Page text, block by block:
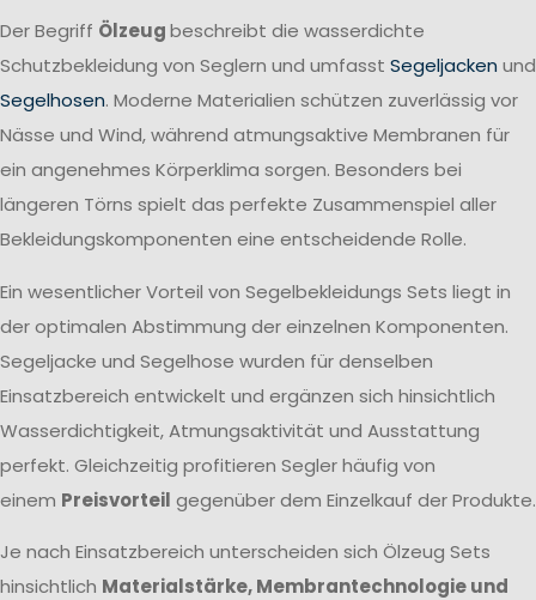
Der Begriff Ölzeugbeschreibt die wasserdichte
Schutzbekleidung von Seglern und umfasst Segeljacken und
Segelhosen. Moderne Materialien schützen zuverlässig vor
Nässe und Wind, während atmungsaktive Membranen für
ein angenehmes Körperklima sorgen. Besonders bei
längeren Törns spielt das perfekte Zusammenspiel aller
Bekleidungskomponenten eine entscheidende Rolle.
Ein wesentlicher Vorteil von Segelbekleidungs Sets liegt in
der optimalen Abstimmung der einzelnen Komponenten.
Segeljacke und Segelhose wurden für denselben
Einsatzbereich entwickelt und ergänzen sich hinsichtlich
Wasserdichtigkeit, Atmungsaktivität und Ausstattung
perfekt. Gleichzeitig profitieren Segler häufig von
einem Preisvorteil gegenüber dem Einzelkauf der Produkte.
Je nach Einsatzbereich unterscheiden sich Ölzeug Sets
hinsichtlich Materialstärke, Membrantechnologie und